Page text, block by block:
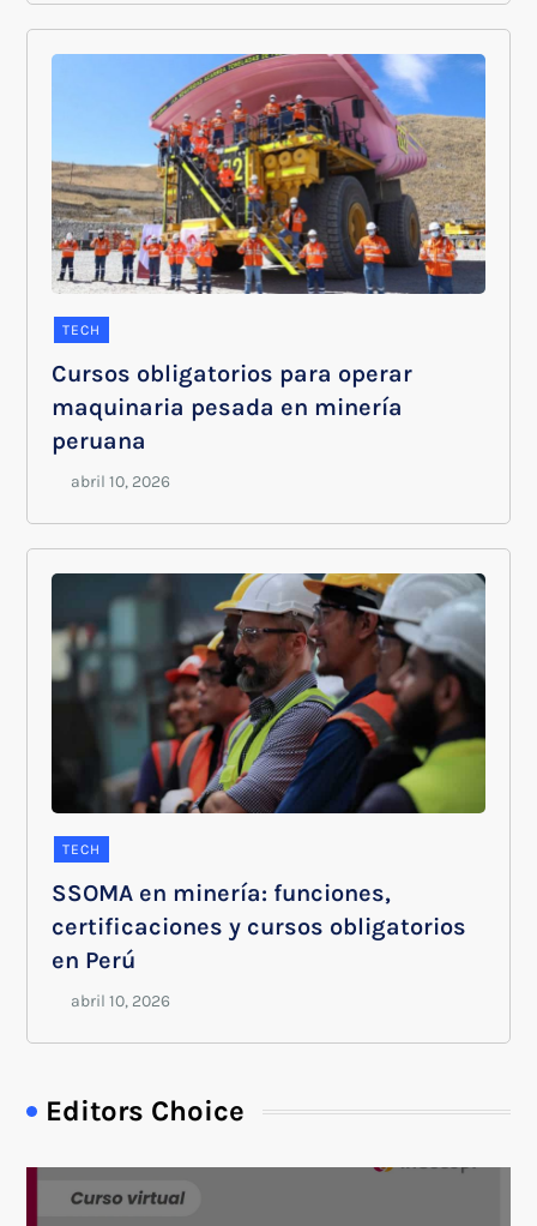
TECH
Cursos obligatorios para operar
maquinaria pesada en minería
peruana
TECH
SSOMA en minería: funciones,
certificaciones y cursos obligatorios
en Perú
Editors Choice